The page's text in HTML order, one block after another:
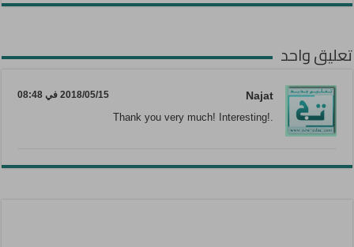
تعليق واحد
Najat 2018/05/15 في 08:48
.!Thank you very much! Interesting